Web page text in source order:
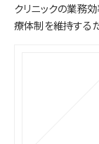
クリニックの業務
療体制を維持する